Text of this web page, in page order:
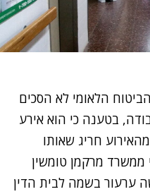
הלאומי לא הסכים
בטענה כי הוא אירע
חריג שאותו
ממשרד מרקמן טומשין
ערעור בשמה לבית הדין